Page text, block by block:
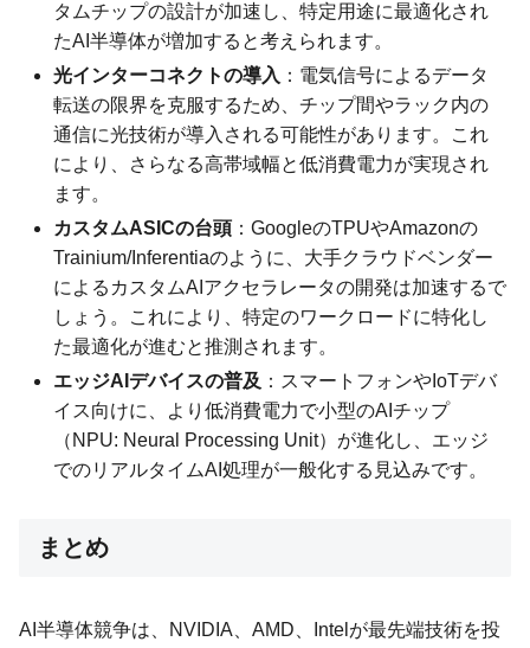
タムチップの設計が加速し、特定用途に最適化され
たAI半導体が増加すると考えられます。
光インターコネクトの導入 ：電気信号によるデータ
転送の限界を克服するため、チップ間やラック内の
通信に光技術が導入される可能性があります。これ
により、さらなる高帯域幅と低消費電力が実現され
ます。
カスタムASICの台頭 ：GoogleのTPUやAmazonの
Trainium/Inferentiaのように、大手クラウドベンダー
によるカスタムAIアクセラレータの開発は加速するで
しょう。これにより、特定のワークロードに特化し
た最適化が進むと推測されます。
エッジAIデバイスの普及 ：スマートフォンやIoTデバ
イス向けに、より低消費電力で小型のAIチップ
（NPU: Neural Processing Unit）が進化し、エッジ
でのリアルタイムAI処理が一般化する見込みです。
まとめ
AI半導体競争は、NVIDIA、AMD、Intelが最先端技術を投